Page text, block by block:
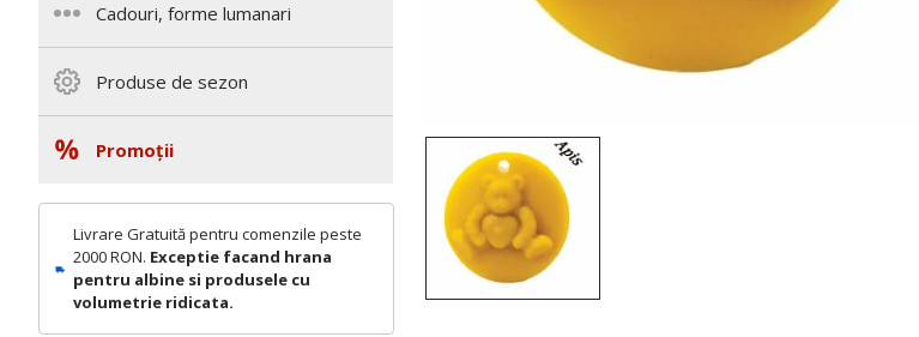
Cadouri, forme lumanari
Produse de sezon
Promoții
Livrare Gratuită pentru comenzile peste
2000 RON. Exceptie facand hrana
pentru albine si produsele cu
volumetrie ridicata.